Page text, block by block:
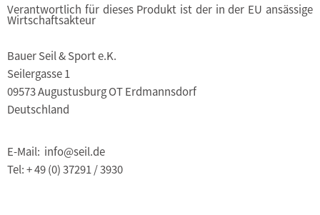
Verantwortlich für dieses Produkt ist der in der EU ansässige
Wirtschaftsakteur
Bauer Seil & Sport e.K.
Seilergasse 1
09573 Augustusburg OT Erdmannsdorf
Deutschland
E-Mail: info@seil.de
Tel: + 49 (0) 37291 / 3930